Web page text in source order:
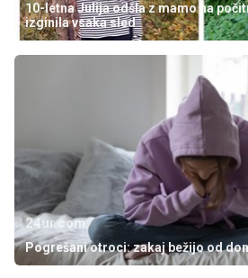
10-letna Julija odšla z mamo na
izginila vsaka sled
24ur.com
Pogrešani otroci: zakaj bežijo od